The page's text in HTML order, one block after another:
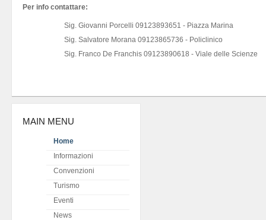
Per info contattare:
Sig. Giovanni Porcelli 09123893651 - Piazza Marina
Sig. Salvatore Morana 09123865736 - Policlinico
Sig. Franco De Franchis 09123890618 - Viale delle Scienze
MAIN MENU
Home
Informazioni
Convenzioni
Turismo
Eventi
News